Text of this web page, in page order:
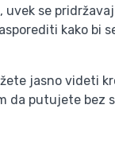
se
kako bi
jasno videti
da putujete bez